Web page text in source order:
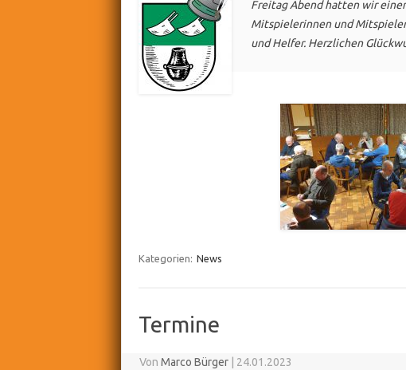
Freitag Abend hatten wir
Mitspielerinnen und
und Helfer. Herzlichen
Kategorien: News
Termine
VonMarco Bürger 24.01.2023